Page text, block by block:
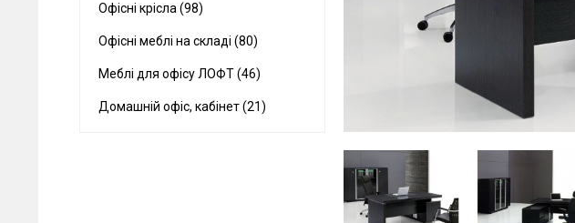
Офісні крісла (98)
Офісні меблі на складі (80)
Меблі для офісу ЛОФТ (46)
Домашній офіс, кабінет (21)